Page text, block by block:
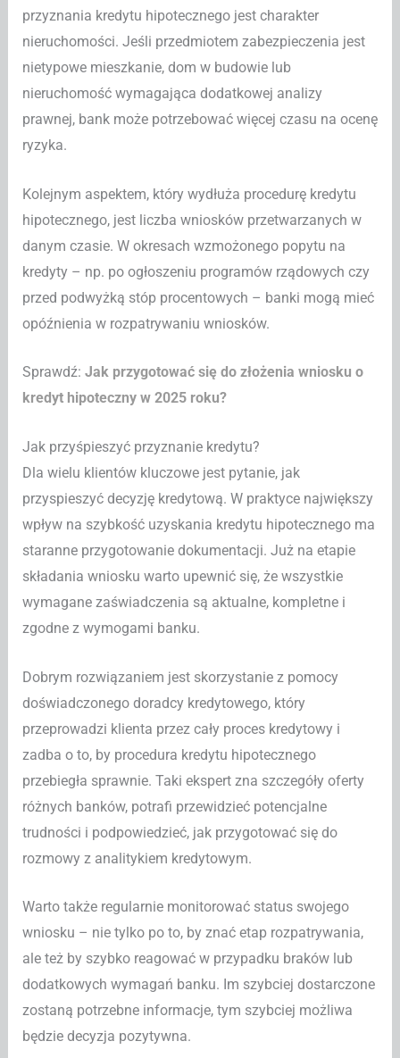
przyznania kredytu hipotecznego jest charakter
nieruchomości. Jeśli przedmiotem zabezpieczenia jest
nietypowe mieszkanie, dom w budowie lub
nieruchomość wymagająca dodatkowej analizy
prawnej, bank może potrzebować więcej czasu na ocenę
ryzyka.
Kolejnym aspektem, który wydłuża procedurę kredytu
hipotecznego, jest liczba wniosków przetwarzanych w
danym czasie. W okresach wzmożonego popytu na
kredyty – np. po ogłoszeniu programów rządowych czy
przed podwyżką stóp procentowych – banki mogą mieć
opóźnienia w rozpatrywaniu wniosków.
Sprawdź: Jak przygotować się do złożenia wniosku o
kredyt hipoteczny w 2025 roku?
Jak przyśpieszyć przyznanie kredytu?
Dla wielu klientów kluczowe jest pytanie, jak
przyspieszyć decyzję kredytową. W praktyce największy
wpływ na szybkość uzyskania kredytu hipotecznego ma
staranne przygotowanie dokumentacji. Już na etapie
składania wniosku warto upewnić się, że wszystkie
wymagane zaświadczenia są aktualne, kompletne i
zgodne z wymogami banku.
Dobrym rozwiązaniem jest skorzystanie z pomocy
doświadczonego doradcy kredytowego, który
przeprowadzi klienta przez cały proces kredytowy i
zadba o to, by procedura kredytu hipotecznego
przebiegła sprawnie. Taki ekspert zna szczegóły oferty
różnych banków, potrafi przewidzieć potencjalne
trudności i podpowiedzieć, jak przygotować się do
rozmowy z analitykiem kredytowym.
Warto także regularnie monitorować status swojego
wniosku – nie tylko po to, by znać etap rozpatrywania,
ale też by szybko reagować w przypadku braków lub
dodatkowych wymagań banku. Im szybciej dostarczone
zostaną potrzebne informacje, tym szybciej możliwa
będzie decyzja pozytywna.